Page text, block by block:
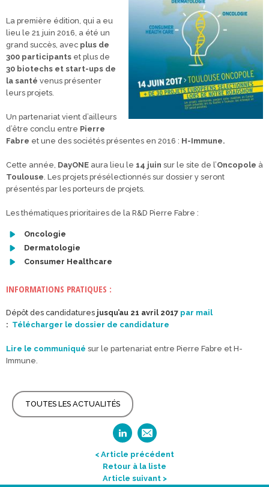
La première édition, qui a eu
lieu le 21 juin 2016, a été un
grand succès, avec plus de
300 participants et plus de
30 biotechs et start-ups de
la santé venus présenter
leurs projets.
Un partenariat vient d’ailleurs
d’être conclu entre Pierre
Fabre et une des sociétés présentes en 2016 : H-Immune.
Cette année, DayONE aura lieu le 14 juin sur le site de l’Oncopole à
Toulouse. Les projets présélectionnés sur dossier y seront
présentés par les porteurs de projets.
Les thématiques prioritaires de la R&D Pierre Fabre :
Oncologie
Dermatologie
Consumer Healthcare
INFORMATIONS PRATIQUES :
Dépôt des candidatures jusqu’au 21 avril 2017 par mail
: Télécharger le dossier de candidature
Lire le communiqué sur le partenariat entre Pierre Fabre et H-
Immune.
TOUTES LES ACTUALITÉS
< Article précédent
Retour à la liste
Article suivant >